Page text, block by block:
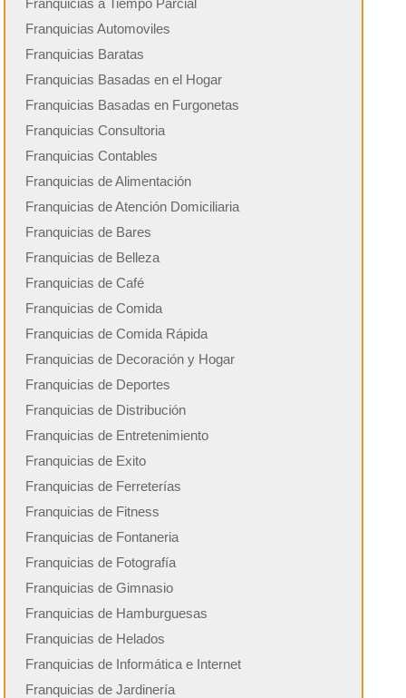
Franquicias Automoviles
Franquicias Baratas
Franquicias Basadas en el Hogar
Franquicias Basadas en Furgonetas
Franquicias Consultoria
Franquicias Contables
Franquicias de Alimentación
Franquicias de Atención Domiciliaria
Franquicias de Bares
Franquicias de Belleza
Franquicias de Café
Franquicias de Comida
Franquicias de Comida Rápida
Franquicias de Decoración y Hogar
Franquicias de Deportes
Franquicias de Distribución
Franquicias de Entretenimiento
Franquicias de Exito
Franquicias de Ferreterías
Franquicias de Fitness
Franquicias de Fontaneria
Franquicias de Fotografía
Franquicias de Gimnasio
Franquicias de Hamburguesas
Franquicias de Helados
Franquicias de Informática e Internet
Franquicias de Jardinería